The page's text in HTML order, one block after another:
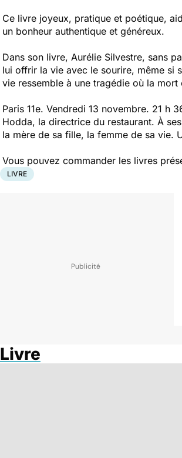
Ce livre joyeux, pratique et poétique,
un bonheur authentique et généreux.
Dans son livre, Aurélie Silvestre, sans
lui offrir la vie avec le sourire, même si
vie ressemble à une tragédie où la
Paris 11e. Vendredi 13 novembre. 21 h
Hodda, la directrice du restaurant. À
la mère de sa fille, la femme de sa vie.
Vous pouvez commander les livres
LIVRE
Livre